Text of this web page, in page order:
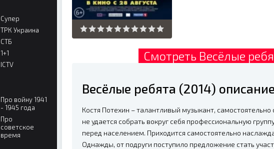
Смотреть Весёлые
Весёлые ребята (2014)
Костя Потехин – талантливый музыкант,
не удается собрать вокруг себя профессиональную
перед населением. Приходится самостоятельно
Однажды, от подруги поступило предложение стать
Супер
ТРК Украина
СТБ
1+1
ICTV
Про войну 1941
- 1945 года
Про
советское
время